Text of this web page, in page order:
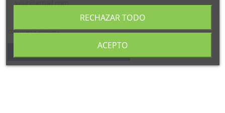
Acepto las condiciones generales y la política de
confidencialidad
RECHAZAR TODO
ACEPTO